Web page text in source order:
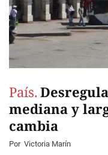
País.
mediana y
cambia
Por Victoria Marín